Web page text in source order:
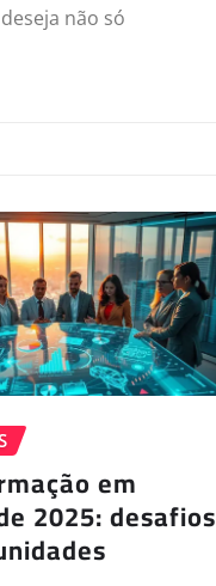
não só
em
2025: desafios